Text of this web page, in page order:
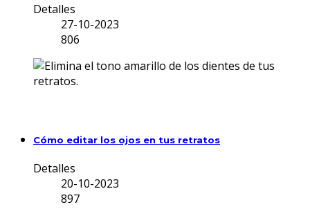
Detalles
27-10-2023
806
Cómo editar los ojos en tus retratos
Detalles
20-10-2023
897